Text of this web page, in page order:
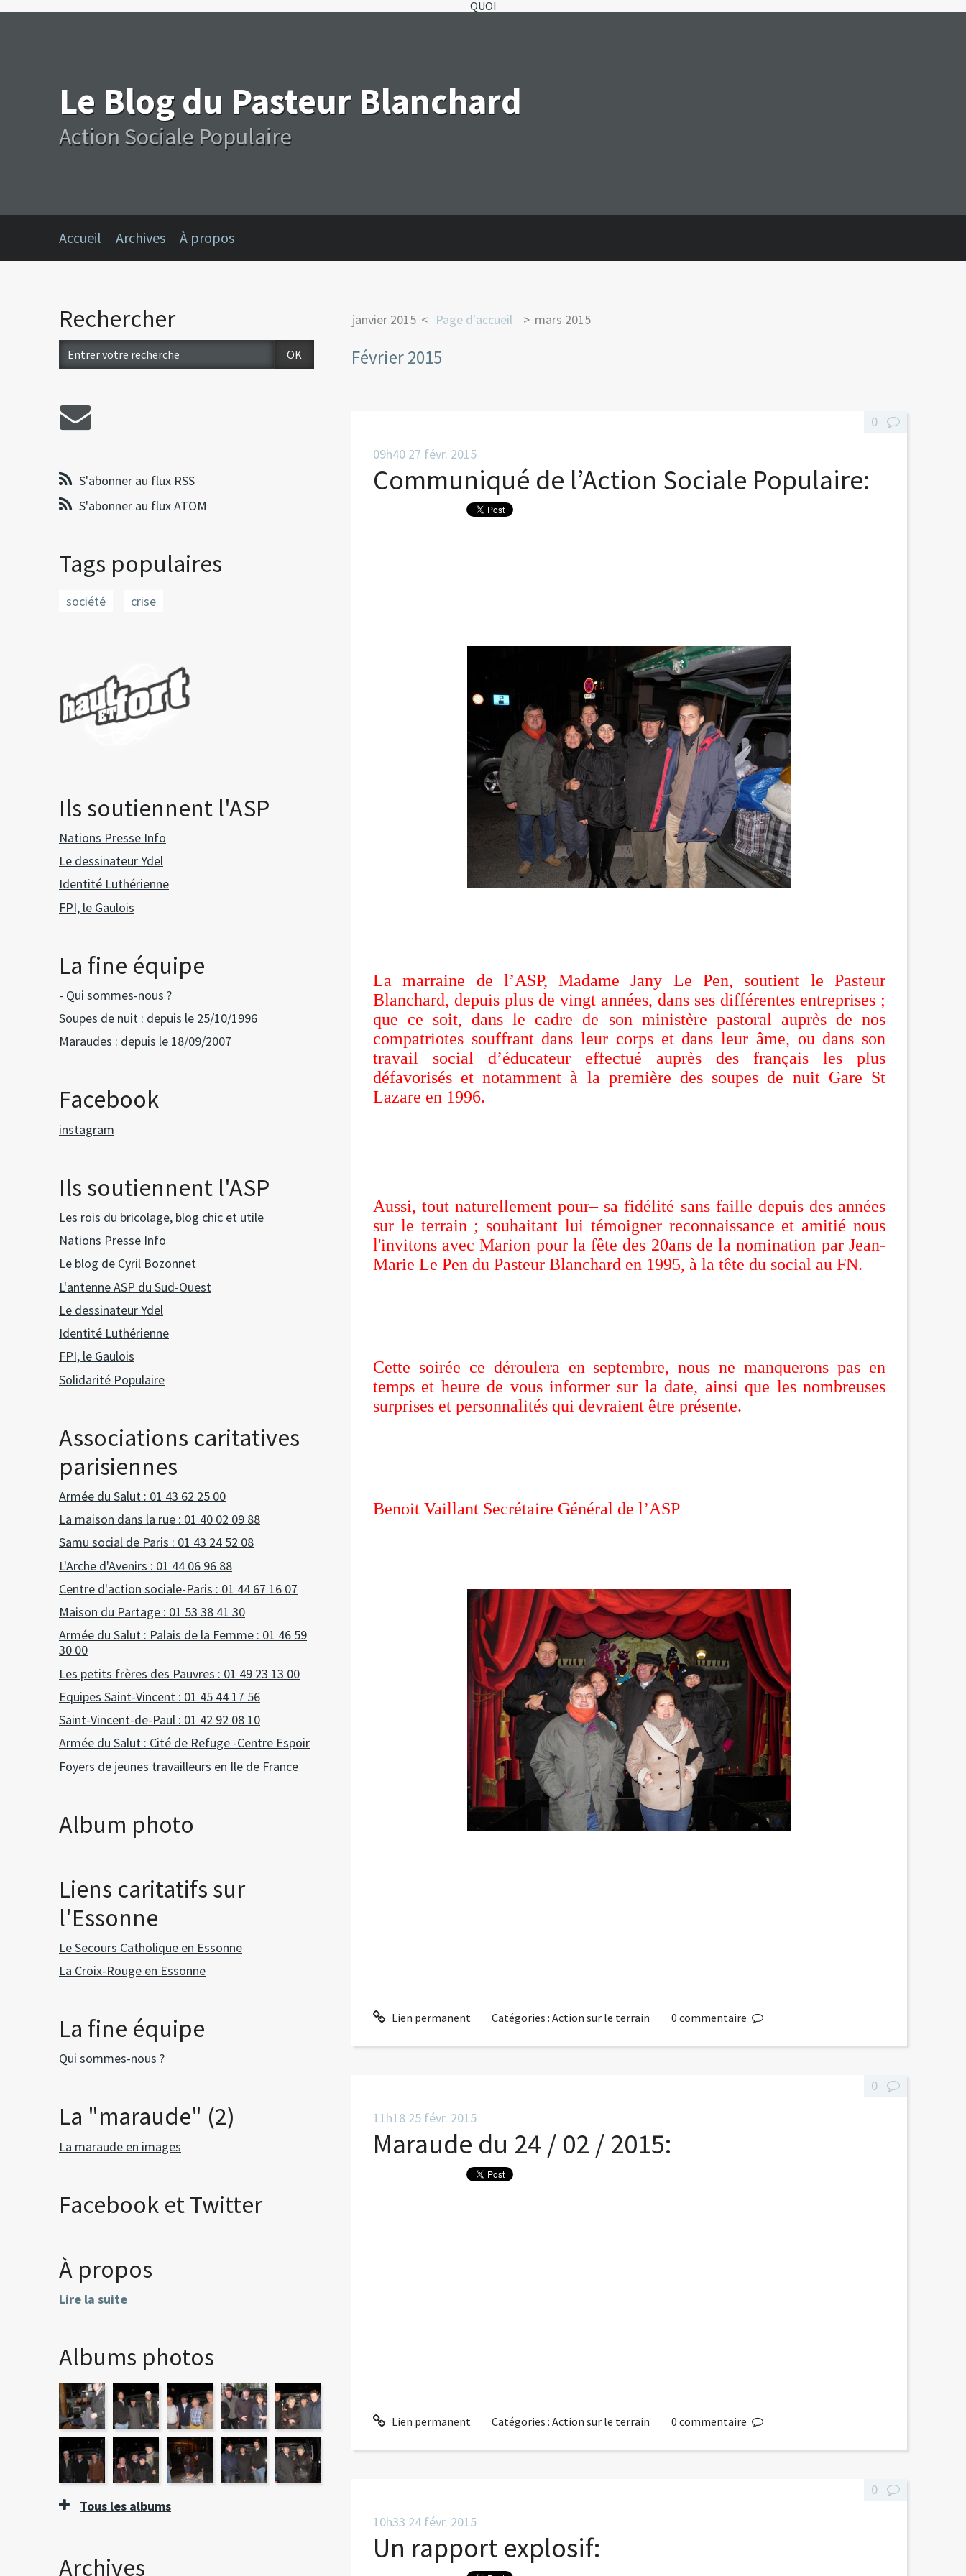
QUOI
Le Blog du Pasteur Blanchard
Action Sociale Populaire
Accueil Archives À propos
Rechercher
S'abonner au flux RSS
S'abonner au flux ATOM
Tags populaires
société crise
Ils soutiennent l'ASP
Nations Presse Info
Le dessinateur Ydel
Identité Luthérienne
FPI, le Gaulois
La fine équipe
- Qui sommes-nous ?
Soupes de nuit : depuis le 25/10/1996
Maraudes : depuis le 18/09/2007
Facebook
instagram
Ils soutiennent l'ASP
Les rois du bricolage, blog chic et utile
Nations Presse Info
Le blog de Cyril Bozonnet
L'antenne ASP du Sud-Ouest
Le dessinateur Ydel
Identité Luthérienne
FPI, le Gaulois
Solidarité Populaire
Associations caritatives
parisiennes
Armée du Salut : 01 43 62 25 00
La maison dans la rue : 01 40 02 09 88
Samu social de Paris : 01 43 24 52 08
L'Arche d'Avenirs : 01 44 06 96 88
Centre d'action sociale-Paris : 01 44 67 16 07
Maison du Partage : 01 53 38 41 30
Armée du Salut : Palais de la Femme : 01 46 59
30 00
Les petits frères des Pauvres : 01 49 23 13 00
Equipes Saint-Vincent : 01 45 44 17 56
Saint-Vincent-de-Paul : 01 42 92 08 10
Armée du Salut : Cité de Refuge -Centre Espoir
Foyers de jeunes travailleurs en Ile de France
Album photo
Liens caritatifs sur
l'Essonne
Le Secours Catholique en Essonne
La Croix-Rouge en Essonne
La fine équipe
Qui sommes-nous ?
La "maraude" (2)
La maraude en images
Facebook et Twitter
À propos
Lire la suite
Albums photos
Tous les albums
Archives
janvier 2015 Page d'accueil mars 2015
Février 2015
09h40 27 févr. 2015
Communiqué de l’Action Sociale Populaire:
La marraine de l’ASP, Madame Jany Le Pen, soutient le Pasteur
Blanchard, depuis plus de vingt années, dans ses différentes entreprises ;
que ce soit, dans le cadre de son ministère pastoral auprès de nos
compatriotes souffrant dans leur corps et dans leur âme, ou dans son
travail social d’éducateur effectué auprès des français les plus
défavorisés et notamment à la première des soupes de nuit Gare St
Lazare en 1996.
Aussi, tout naturellement pour– sa fidélité sans faille depuis des années
sur le terrain ; souhaitant lui témoigner reconnaissance et amitié nous
l'invitons avec Marion pour la fête des 20ans de la nomination par Jean-
Marie Le Pen du Pasteur Blanchard en 1995, à la tête du social au FN.
Cette soirée ce déroulera en septembre, nous ne manquerons pas en
temps et heure de vous informer sur la date, ainsi que les nombreuses
surprises et personnalités qui devraient être présente.
Benoit Vaillant Secrétaire Général de l’ASP
Lien permanent Catégories :Action sur le terrain
0
0 commentaire
11h18 25 févr. 2015
Maraude du 24 / 02 / 2015:
Lien permanent Catégories :Action sur le terrain
0
0 commentaire
10h33 24 févr. 2015
Un rapport explosif:
0